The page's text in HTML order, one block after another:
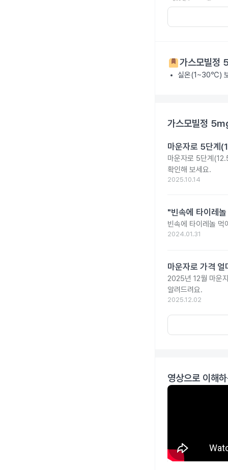
가스모빌정
실온(1~30℃)
가스모빌정
마운자로 5단계
마운자로 5단계
확인해 보세요.
2025.10.14
"빈속에 타이레
빈속에 타이레놀 먹
2024.01.31
마운자로 가격
2025년 12월 마운
알려드려요.
2025.12.02
영상으로 이해